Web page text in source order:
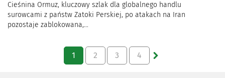
Cieśnina Ormuz, kluczowy szlak dla globalnego handlu
surowcami z państw Zatoki Perskiej, po atakach na Iran
pozostaje zablokowana,...
1 2 3 4